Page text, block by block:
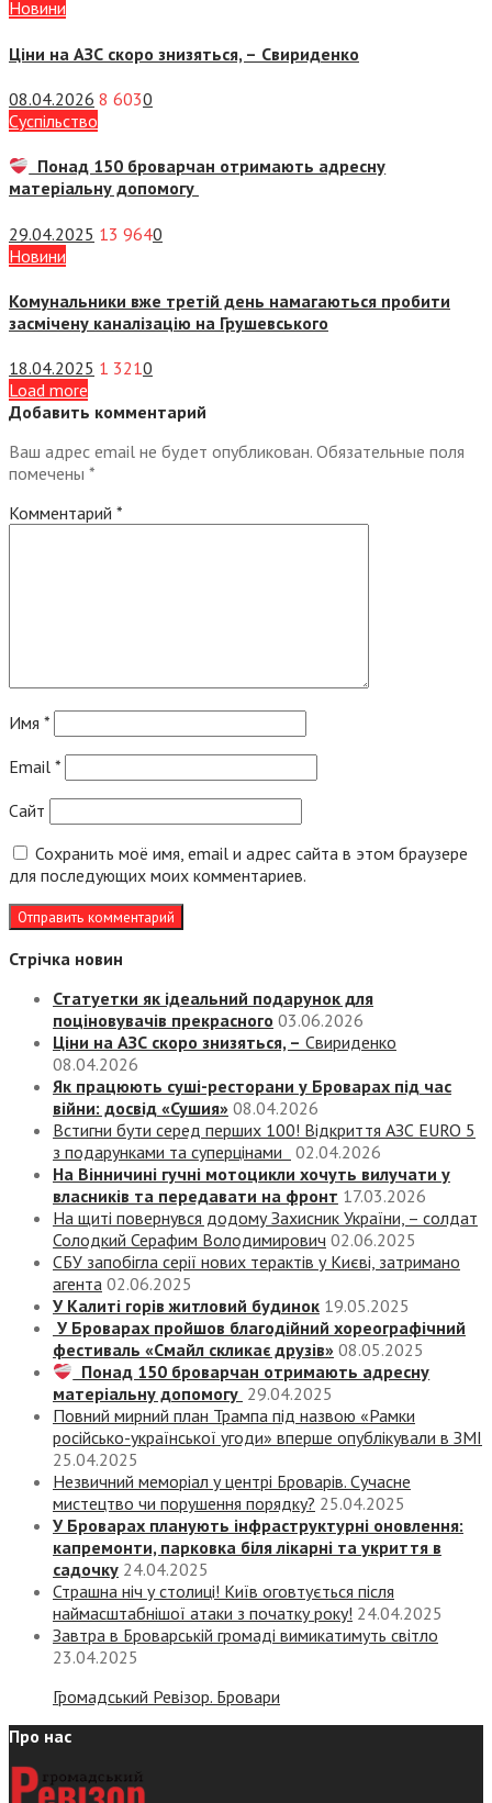
Новини
Ціни на АЗС скоро знизяться, – Свириденко
08.04.2026 8 6030
Суспiльство
Понад 150 броварчан отримають адресну
матеріальну допомогу
29.04.2025 13 9640
Новини
Комунальники вже третій день намагаються пробити
засмічену каналізацію на Грушевського
18.04.2025 1 3210
Load more
Добавить комментарий
Ваш адрес email не будет опубликован. Обязательные поля
помечены *
Комментарий *
Имя *
Email *
Сайт
Сохранить моё имя, email и адрес сайта в этом браузере
для последующих моих комментариев.
Стрічка новин
Статуетки як ідеальний подарунок для
поціновувачів прекрасного 03.06.2026
Ціни на АЗС скоро знизяться, – Свириденко
08.04.2026
Як працюють суші-ресторани у Броварах під час
війни: досвід «Сушия» 08.04.2026
Встигни бути серед перших 100! Відкриття АЗС EURO 5
з подарунками та суперцінами
02.04.2026
На Вінничині гучні мотоцикли хочуть вилучати у
власників та передавати на фронт 17.03.2026
На щиті повернувся додому Захисник України, – солдат
Солодкий Серафим Володимирович 02.06.2025
СБУ запобігла серії нових терактів у Києві, затримано
агента 02.06.2025
У Калиті горів житловий будинок 19.05.2025
У Броварах пройшов благодійний хореографічний
фестиваль «Смайл скликає друзів» 08.05.2025
Понад 150 броварчан отримають адресну
матеріальну допомогу 29.04.2025
Повний мирний план Трампа під назвою «‎Рамки
російсько-української угоди» вперше опублікували в ЗМІ
25.04.2025
Незвичний меморіал у центрі Броварів. Сучасне
мистецтво чи порушення порядку? 25.04.2025
У Броварах планують інфраструктурні оновлення:
капремонти, парковка біля лікарні та укриття в
садочку 24.04.2025
Страшна ніч у столиці! Київ оговтується після
наймасштабнішої атаки з початку року! 24.04.2025
Завтра в Броварській громаді вимикатимуть світло
23.04.2025
Громадський Ревізор. Бровари
Про нас